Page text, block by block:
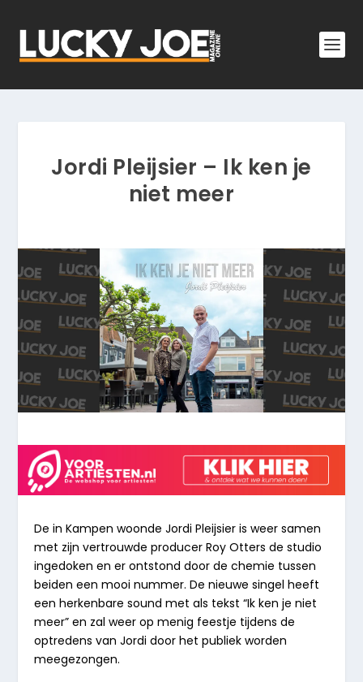
Jordi Pleijsier – Ik ken je
niet meer
De in Kampen woonde Jordi Pleijsier is weer samen
met zijn vertrouwde producer Roy Otters de studio
ingedoken en er ontstond door de chemie tussen
beiden een mooi nummer. De nieuwe singel heeft
een herkenbare sound met als tekst “Ik ken je niet
meer” en zal weer op menig feestje tijdens de
optredens van Jordi door het publiek worden
meegezongen.